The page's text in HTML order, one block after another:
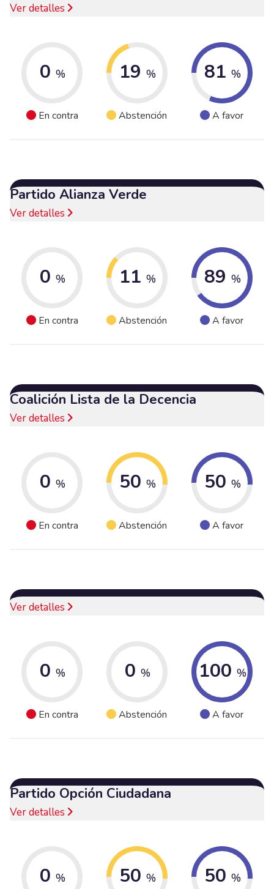
Ver detalles
0 %
En contra
19 %
Abstención
81 %
A favor
Partido Alianza Verde
Ver detalles
0 %
En contra
11 %
Abstención
89 %
A favor
Coalición Lista de la Decencia
Ver detalles
0 %
En contra
50 %
Abstención
50 %
A favor
Ver detalles
0 %
En contra
0 %
Abstención
100 %
A favor
Partido Opción Ciudadana
Ver detalles
0 % 50 % 50 %